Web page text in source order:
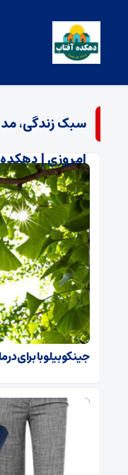
سبک زندگی، مد
امروزی |
جینکوبیلوبا برای